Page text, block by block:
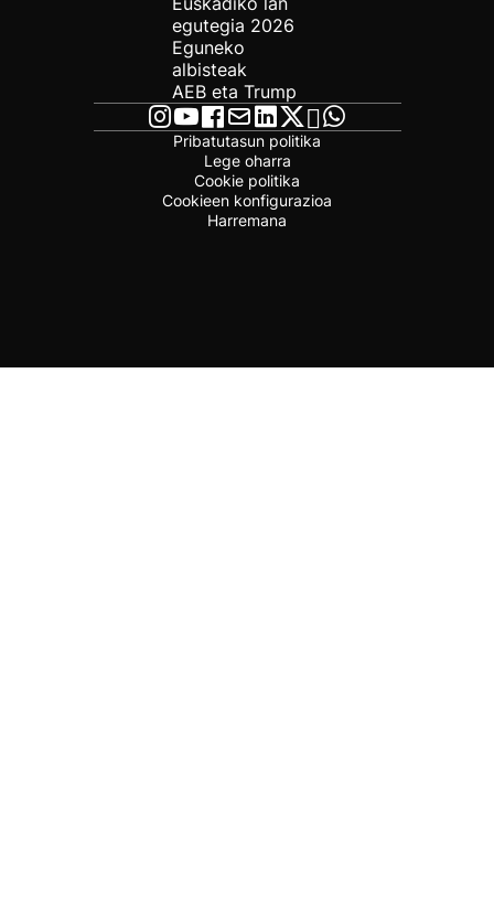
egutegia 2026
Eguneko
albisteak
AEB eta Trump
Pribatutasun politika
Lege oharra
Cookie politika
Cookieen konfigurazioa
Harremana